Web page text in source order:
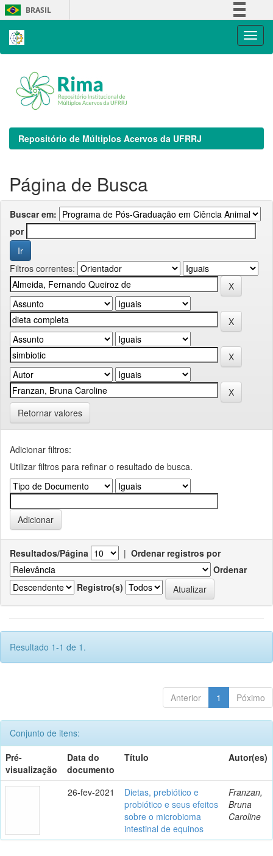
Skip
navigation
BRASIL
Repositório de Múltiplos Acervos da UFRRJ
Página de Busca
Buscar em:
por
Filtros correntes:
Retornar valores
Adicionar filtros:
Utilizar filtros para refinar o resultado de busca.
Resultados/Página | Ordenar registros por
Ordenar
Registro(s)
Resultado 1-1 de 1.
Anterior 1 Póximo
Conjunto de itens:
Pré-
visualização
Data do
documento
Título Autor(es)
26-fev-2021
Dietas, prebiótico e
probiótico e seus efeitos
sobre o microbioma
intestinal de equinos
Franzan,
Bruna
Caroline